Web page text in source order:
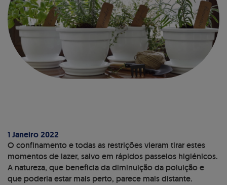
1 Janeiro 2022
O confinamento e todas as restrições vieram tirar estes
momentos de lazer, salvo em rápidos passeios higiénicos.
A natureza, que beneficia da diminuição da poluição e
que poderia estar mais perto, parece mais distante.